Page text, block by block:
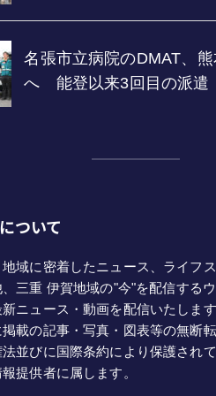
ついて
域に密着したニュース、ライフ
三重 伊賀地域の"今"を配信する
ニュース・動画を配信いたします
載の記事・写真・図表等の無断
並びに国際条約により保護され
提供者に属します。